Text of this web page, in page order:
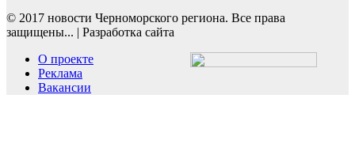
© 2017 новости Черноморского региона. Все права
защищены... | Разработка сайта
О проекте
Реклама
Вакансии